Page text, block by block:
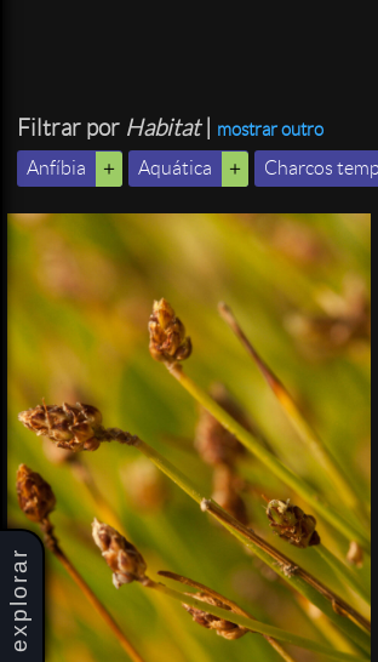
explorar
Filtrar por Habitat|
mostrar outro
Anfíbia
Aquática Charcos